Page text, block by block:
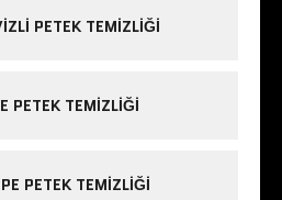
PETEK TEMIZLIĞI
PETEK TEMIZLIĞI
PETEK TEMIZLIĞI